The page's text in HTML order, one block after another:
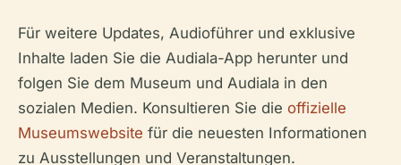
Für weitere Updates, Audioführer und exklusive
Inhalte laden Sie die Audiala-App herunter und
folgen Sie dem Museum und Audiala in den
sozialen Medien. Konsultieren Sie die offizielle
Museumswebsite für die neuesten Informationen
zu Ausstellungen und Veranstaltungen.